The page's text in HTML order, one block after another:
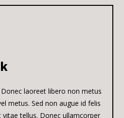
laoreet libero non metus
metus. Sed non augue id felis
tellus. Donec ullamcorper